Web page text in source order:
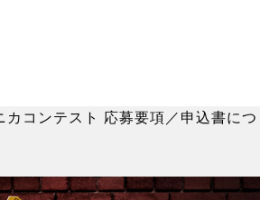
カコンテスト 応募要項／申込書につ